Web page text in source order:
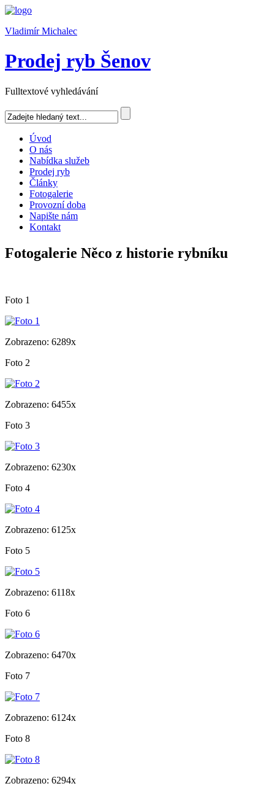
Vladimír Michalec
Prodej ryb Šenov
Fulltextové vyhledávání
Úvod
O nás
Nabídka služeb
Prodej ryb
Články
Fotogalerie
Provozní doba
Napište nám
Kontakt
Fotogalerie Něco z historie rybníku
Foto 1
Zobrazeno: 6289x
Foto 2
Zobrazeno: 6455x
Foto 3
Zobrazeno: 6230x
Foto 4
Zobrazeno: 6125x
Foto 5
Zobrazeno: 6118x
Foto 6
Zobrazeno: 6470x
Foto 7
Zobrazeno: 6124x
Foto 8
Zobrazeno: 6294x